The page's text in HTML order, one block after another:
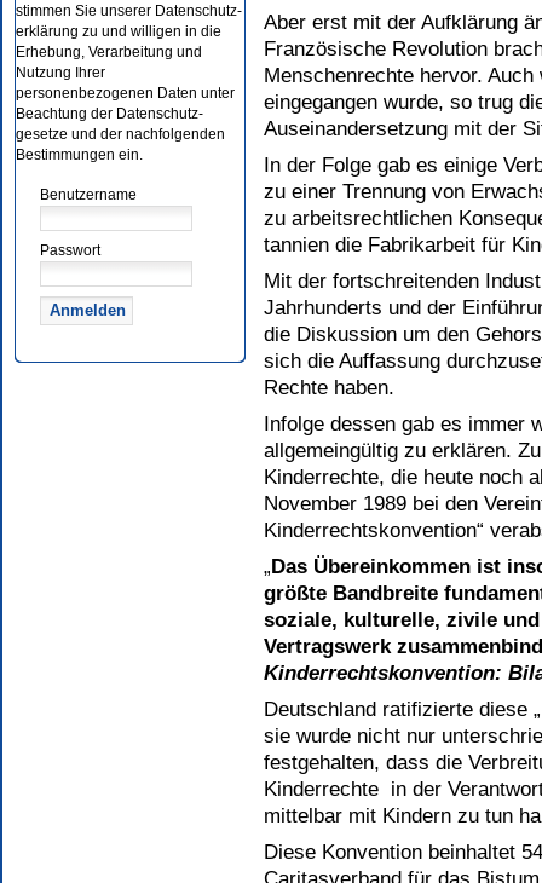
stimmen Sie unserer Datenschutz-
erklärung zu und willigen in die
Erhebung, Verarbeitung und
Nutzung Ihrer
personenbezogenen Daten unter
Beachtung der Datenschutz-
gesetze und der nachfolgenden
Bestimmungen ein.
Benutzername
Passwort
Aber erst mit der Aufklärung
Französische Revolution
Menschenrechte hervor.
ein­ge­gan­gen wurde, so trug
Auseinandersetzung mit der
In der Folge gab es einige
zu einer Trennung von
zu arbeitsrechtlichen
tan­nien die Fabrikarbeit für
Mit der fortschreitenden
Jahrhunderts und der
die Diskussion um den
sich die Auffassung
Rechte haben.
Infolge dessen gab es immer
allgemeingültig zu erklären.
Kinderrechte, die heute noch
November 1989 bei den
Kinderrechtskonvention“
„ Das Übereinkommen ist
größte Bandbreite
soziale, kulturelle, zivile
Vertragswerk
Kinderrechtskonvention:
Deutschland ratifizierte diese
sie wurde nicht nur
festgehalten, dass die
Kinderrechte in der
mittelbar mit Kindern zu tun
Diese Konvention beinhaltet